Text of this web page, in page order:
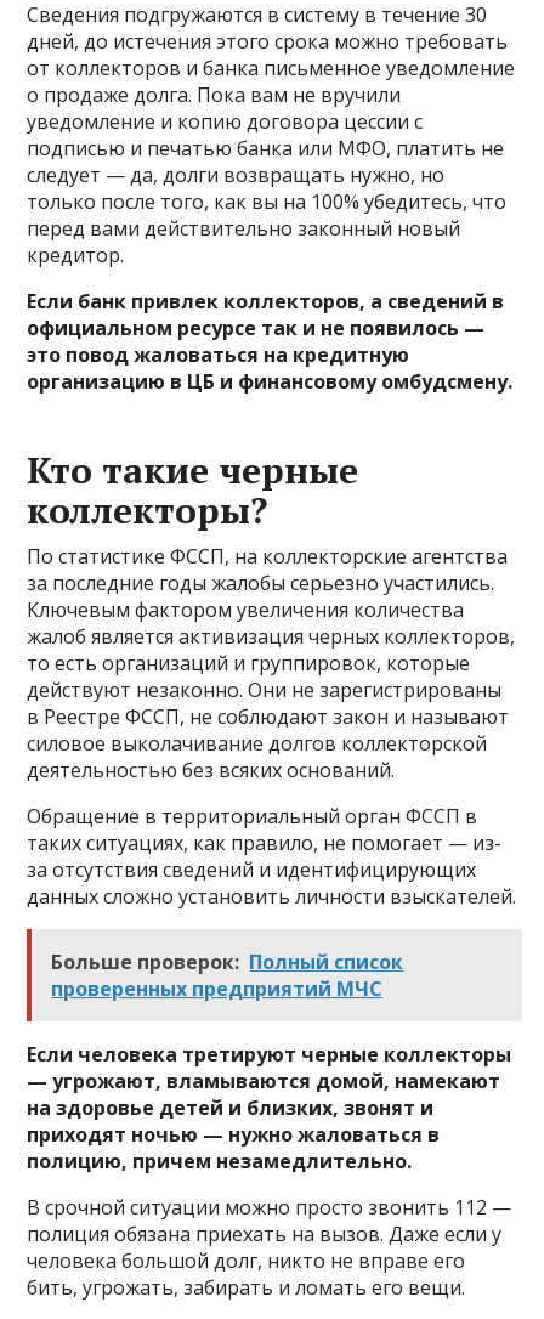
Сведения подгружаются в систему в течение 30
дней, до истечения этого срока можно требовать
от коллекторов и банка письменное уведомление
о продаже долга. Пока вам не вручили
уведомление и копию договора цессии с
подписью и печатью банка или МФО, платить не
следует — да, долги возвращать нужно, но
только после того, как вы на 100% убедитесь, что
перед вами действительно законный новый
кредитор.
Если банк привлек коллекторов, а сведений в
официальном ресурсе так и не появилось —
это повод жаловаться на кредитную
организацию в ЦБ и финансовому омбудсмену.
Кто такие черные
коллекторы?
По статистике ФССП, на коллекторские агентства
за последние годы жалобы серьезно участились.
Ключевым фактором увеличения количества
жалоб является активизация черных коллекторов,
то есть организаций и группировок, которые
действуют незаконно. Они не зарегистрированы
в Реестре ФССП, не соблюдают закон и называют
силовое выколачивание долгов коллекторской
деятельностью без всяких оснований.
Обращение в территориальный орган ФССП в
таких ситуациях, как правило, не помогает — из-
за отсутствия сведений и идентифицирующих
данных сложно установить личности взыскателей.
Больше проверок: Полный список
проверенных предприятий МЧС
Если человека третируют черные коллекторы
— угрожают, вламываются домой, намекают
на здоровье детей и близких, звонят и
приходят ночью — нужно жаловаться в
полицию, причем незамедлительно.
В срочной ситуации можно просто звонить 112 —
полиция обязана приехать на вызов. Даже если у
человека большой долг, никто не вправе его
бить, угрожать, забирать и ломать его вещи.